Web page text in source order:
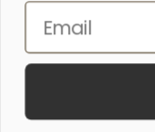
Email